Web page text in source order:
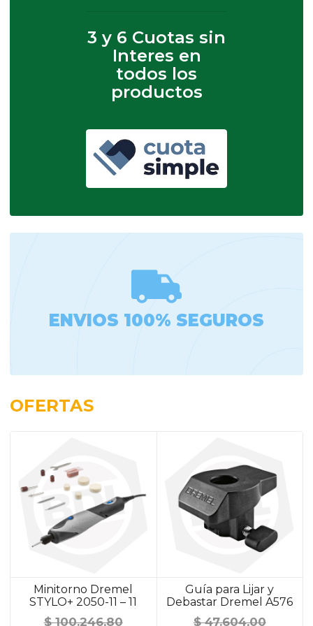
3 y 6 Cuotas sin
Interes en
todos los
productos
ENVIOS 100% SEGUROS
OFERTAS
Minitorno Dremel
STYLO+ 2050-11 – 11
$100.246,80
Guía para Lijar y
Debastar Dremel A576
$47.604,00